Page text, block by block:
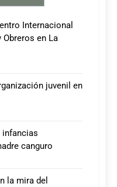
Internacional
en La
juvenil en
infancias
canguro
la mira del